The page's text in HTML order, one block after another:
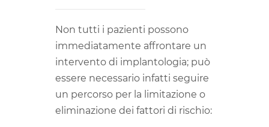
Non tutti i pazienti possono
immediatamente affrontare un
intervento di implantologia; può
essere necessario infatti seguire
un percorso per la limitazione o
eliminazione dei fattori di rischio: